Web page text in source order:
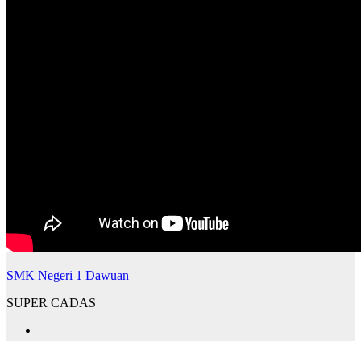
SMK Negeri 1 Dawuan
SUPER CADAS